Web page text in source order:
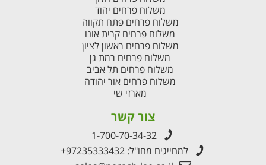
משלוח פרחים יהוד
משלוח פרחים פתח תקווה
משלוח פרחים קרית אונו
משלוח פרחים ראשון לציון
משלוח פרחים רמת גן
משלוח פרחים תל אביב
משלוח פרחים אור יהודה
מארזי שי
צור קשר
1-700-70-34-32
למחייגים מחו"ל:+97235333432